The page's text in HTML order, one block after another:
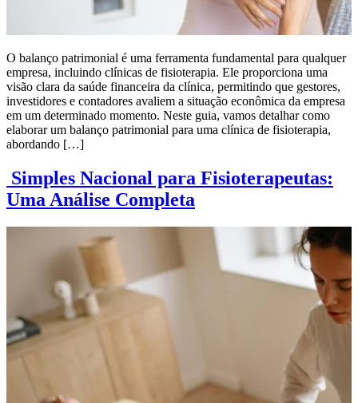
O balanço patrimonial é uma ferramenta fundamental para qualquer
empresa, incluindo clínicas de fisioterapia. Ele proporciona uma
visão clara da saúde financeira da clínica, permitindo que gestores,
investidores e contadores avaliem a situação econômica da empresa
em um determinado momento. Neste guia, vamos detalhar como
elaborar um balanço patrimonial para uma clínica de fisioterapia,
abordando […]
Simples Nacional para Fisioterapeutas:
Uma Análise Completa